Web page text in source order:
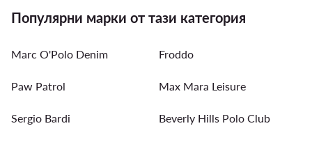
Популярни марки от тази категория
Marc O'Polo Denim Froddo
Paw Patrol Max Mara Leisure
Sergio Bardi Beverly Hills Polo Club